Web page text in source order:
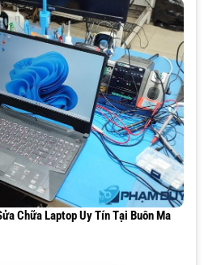
Chữa Laptop Uy Tín Tại Buôn Ma